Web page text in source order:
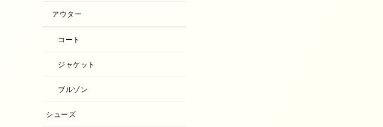
アウター
コート
ジャケット
ブルゾン
シューズ